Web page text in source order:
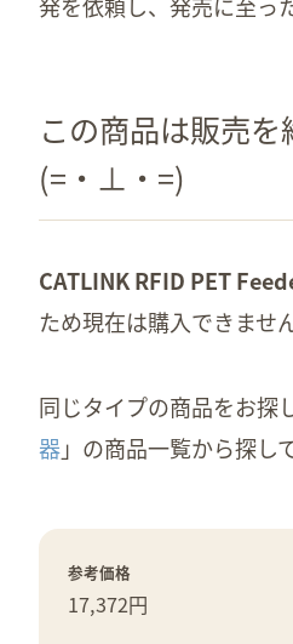
発を依頼し、発売に至っ
この商品は販売
(=・⊥・=)
CATLINK RFID PET
ため現在は購入できません
同じタイプの商品をお探
器」の商品一覧から探し
参考価格
17,372円